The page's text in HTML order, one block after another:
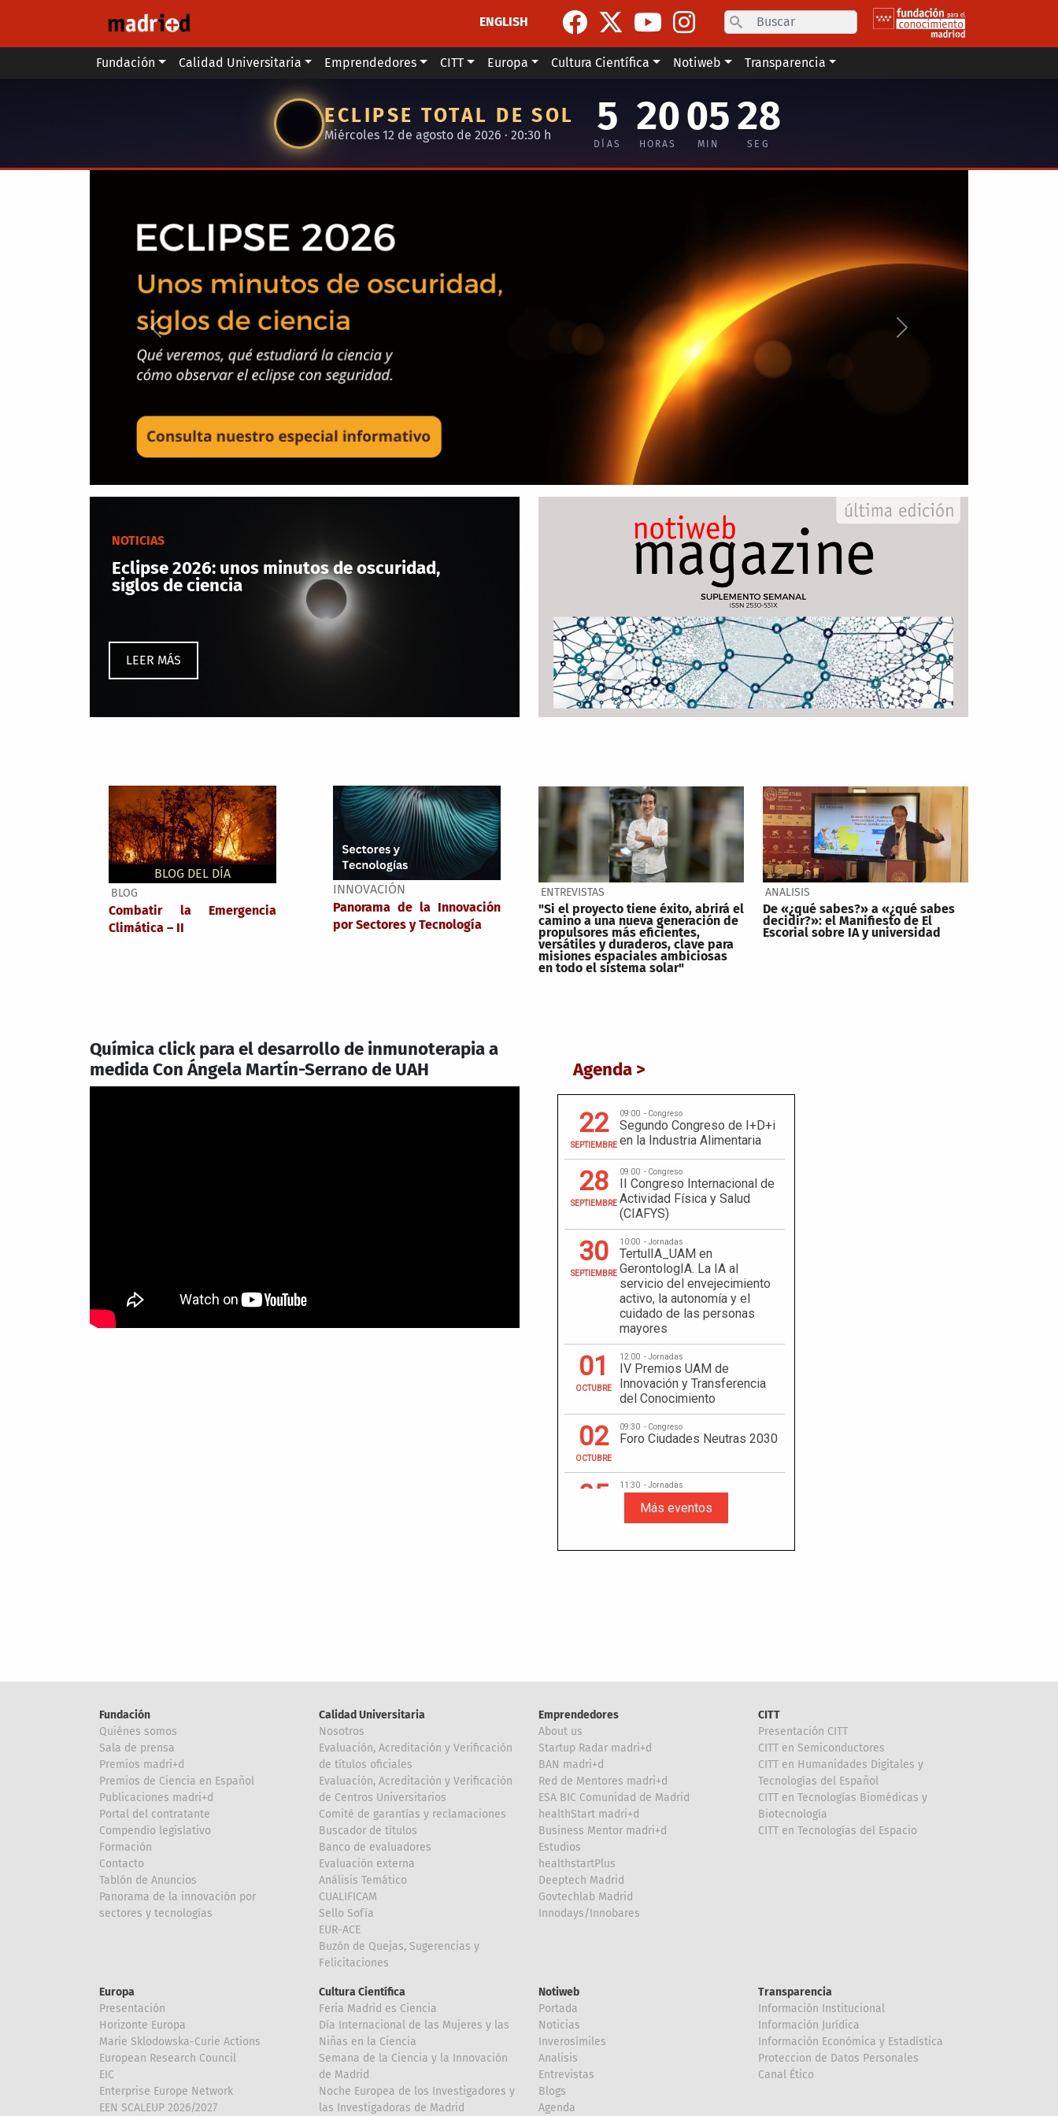
ENGLISH
Search
Main menu
Fundación Calidad Universitaria Emprendedores CITT Europa Cultura Científica Notiweb Transparencia
ECLIPSE TOTAL DE SOL
Miércoles 12 de agosto de 2026 · 20:30 h 5
DÍAS
20
HORAS
05
MIN
28
SEG
Anterior Siguiente
NOTICIAS
Eclipse 2026: unos minutos de oscuridad,
siglos de ciencia
LEER MÁS
BLOG DEL DÍA
BLOG
Combatir la Emergencia
Climática – II
INNOVACIÓN
Panorama de la Innovación
por Sectores y Tecnología
ENTREVISTAS
"Si el proyecto tiene éxito, abrirá el
camino a una nueva generación de
propulsores más eficientes,
versátiles y duraderos, clave para
misiones espaciales ambiciosas
en todo el sistema solar"
ANALISIS
De «¿qué sabes?» a «¿qué sabes
decidir?»: el Manifiesto de El
Escorial sobre IA y universidad
Química click para el desarrollo de inmunoterapia a
medida Con Ángela Martín-Serrano de UAH
Agenda >
Fundación
Quiénes somos
Sala de prensa
Premios madri+d
Premios de Ciencia en Español
Publicaciones madri+d
Portal del contratante
Compendio legislativo
Formación
Contacto
Tablón de Anuncios
Panorama de la innovación por
sectores y tecnologías
Calidad Universitaria
Nosotros
Evaluación, Acreditación y Verificación
de títulos oficiales
Evaluación, Acreditación y Verificación
de Centros Universitarios
Comité de garantías y reclamaciones
Buscador de títulos
Banco de evaluadores
Evaluación externa
Análisis Temático
CUALIFICAM
Sello Sofía
EUR-ACE
Buzón de Quejas, Sugerencias y
Felicitaciones
Emprendedores
About us
Startup Radar madri+d
BAN madri+d
Red de Mentores madri+d
ESA BIC Comunidad de Madrid
healthStart madri+d
Business Mentor madri+d
Estudios
healthstartPlus
Deeptech Madrid
Govtechlab Madrid
Innodays/Innobares
CITT
Presentación CITT
CITT en Semiconductores
CITT en Humanidades Digitales y
Tecnologías del Español
CITT en Tecnologías Biomédicas y
Biotecnología
CITT en Tecnologías del Espacio
Europa
Presentación
Horizonte Europa
Marie Sklodowska-Curie Actions
European Research Council
EIC
Enterprise Europe Network
EEN SCALEUP 2026/2027
Cultura Científica
Feria Madrid es Ciencia
Día Internacional de las Mujeres y las
Niñas en la Ciencia
Semana de la Ciencia y la Innovación
de Madrid
Noche Europea de los Investigadores y
las Investigadoras de Madrid
Notiweb
Portada
Noticias
Inverosímiles
Analisis
Entrevistas
Blogs
Agenda
Transparencia
Información Institucional
Información Jurídica
Información Económica y Estadística
Proteccion de Datos Personales
Canal Ético